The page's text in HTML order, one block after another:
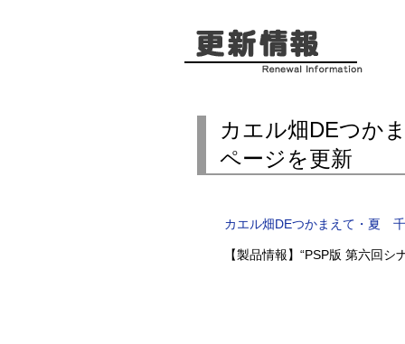
カエル畑DEつ
ページを更新
カエル畑DEつかまえて・夏
【製品情報】“PSP版 第六回